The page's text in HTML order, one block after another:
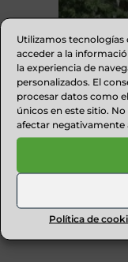
Utilizamos tecnologías
acceder a la
la experiencia de
personalizados. El
procesar datos como
únicos en este sitio.
afectar negativamente
Política de